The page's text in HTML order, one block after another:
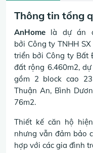
Thông tin tổng
AnHome là dự án
bởi Công ty TNHH
triển bởi Công ty Bất
đất rộng 6.460m2,
gồm 2 block cao
Thuận An, Bình
76m2.
Thiết kế căn hộ
nhưng vẫn đảm bảo
hợp với các gia đình